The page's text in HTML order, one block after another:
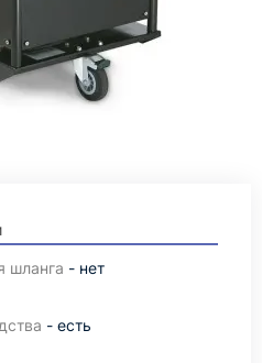
шланга - нет
- есть